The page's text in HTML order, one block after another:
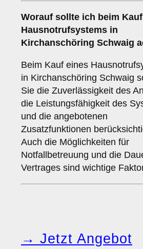
Worauf sollte ich beim
Hausnotrufsystems in
Kirchanschöring Schwaig
Beim Kauf eines
in Kirchanschöring Schwaig
Sie die Zuverlässigkeit des
die Leistungsfähigkeit des
und die angebotenen
Zusatzfunktionen
Auch die Möglichkeiten für
Notfallbetreuung und die
Vertrages sind wichtige
→ Jetzt Angebot